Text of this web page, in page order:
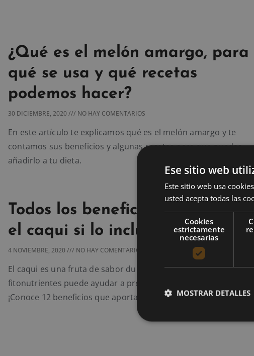
¿Qué es el melón amargo, para
qué se usa y qué recetas
podemos hacer?
30 DICIEMBRE, 2020 NO HAY COMENTARIOS
En este artículo te explicamos qué es el melón amargo y te
contamos sus beneficios y algunas recetas para que puedas
añadirlo a tu dieta.
Todos los beneficios que aporta
el caqui si lo incluyes en tu
4 NOVIEMBRE, 2020 NO HAY COMENTARIOS
El caqui es una fruta de sabor dulce que gracias a sus
fitonutrientes puede ayudar a prevenir diversas enfermedades.
¡Conoce 12 beneficios que aporta el caqui!
Ese sitio web
Este sitio web usa
usted acepta todas las
Cookies
estrictamente
necesarias
MOSTRAR DETALLES